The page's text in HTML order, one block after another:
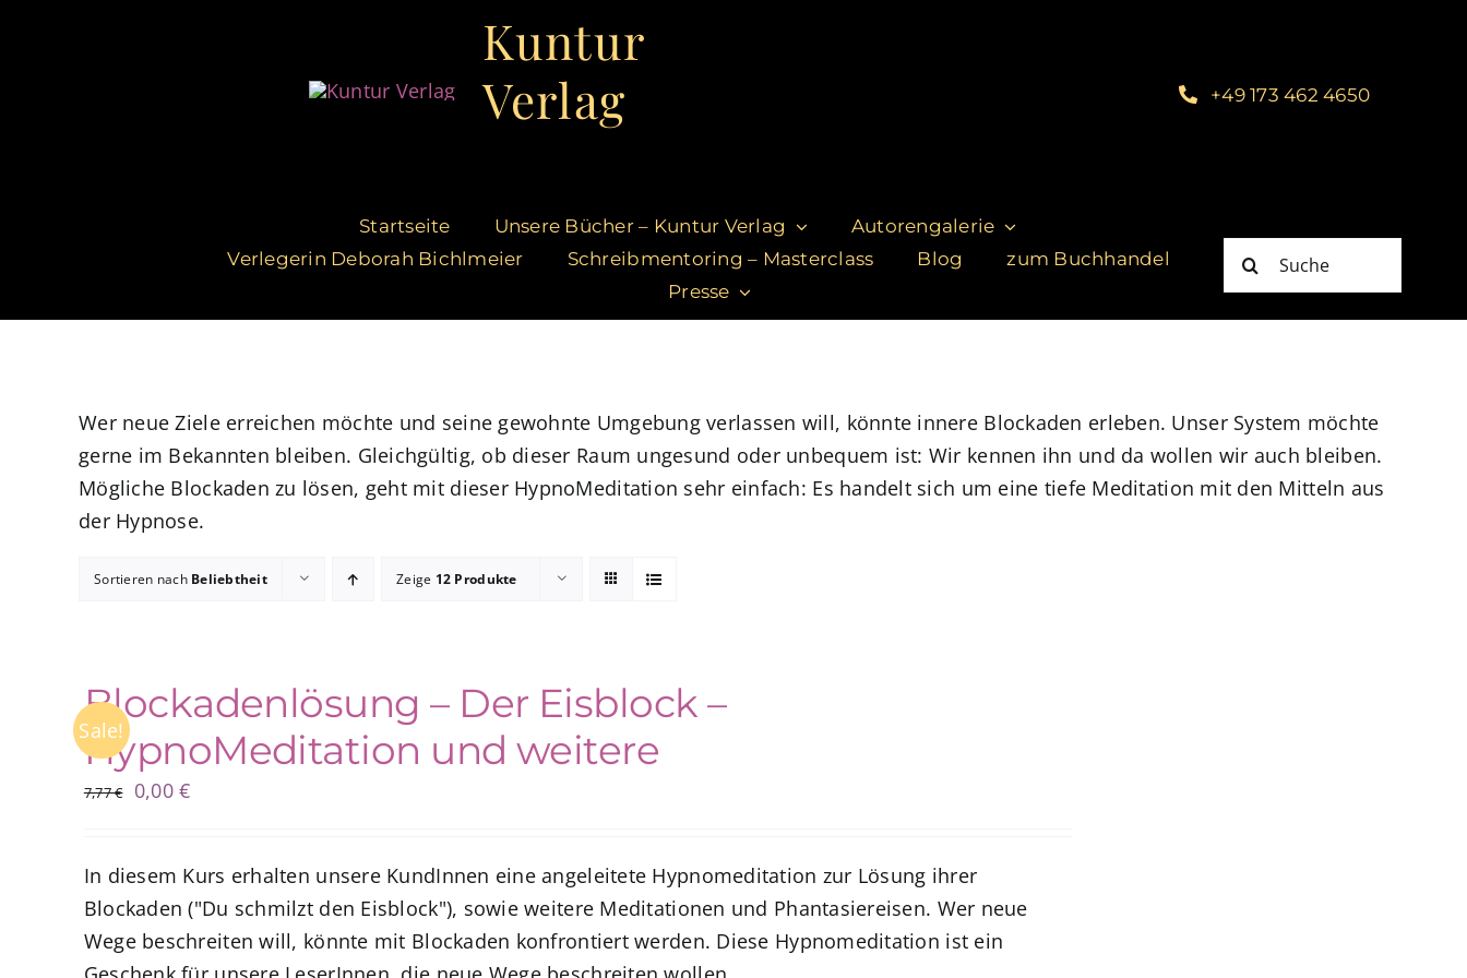
Kuntur
Verlag
+49 173 462 4650
Startseite Unsere Bücher – Kuntur Verlag
Autorengalerie
Verlegerin Deborah Bichlmeier
Schreibmentoring – Masterclass Blog
zum Buchhandel
Presse
Suche
nach:
Wer neue Ziele erreichen möchte und seine gewohnte Umgebung verlassen will, könnte innere Blockaden erleben. Unser System möchte
gerne im Bekannten bleiben. Gleichgültig, ob dieser Raum ungesund oder unbequem ist: Wir kennen ihn und da wollen wir auch bleiben.
Mögliche Blockaden zu lösen, geht mit dieser HypnoMeditation sehr einfach: Es handelt sich um eine tiefe Meditation mit den Mitteln aus
der Hypnose.
Sortieren nach Beliebtheit Zeige 12 Produkte
Sale!
Blockadenlösung – Der Eisblock –
HypnoMeditation und weitere
7,77€
Ursprünglicher
7,77 €
0,00€Aktueller
0,00 €.
In diesem Kurs erhalten unsere KundInnen eine angeleitete Hypnomeditation zur Lösung ihrer
Blockaden ("Du schmilzt den Eisblock"), sowie weitere Meditationen und Phantasiereisen. Wer neue
Wege beschreiten will, könnte mit Blockaden konfrontiert werden. Diese Hypnomeditation ist ein